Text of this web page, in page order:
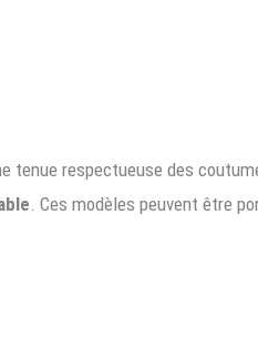
respectueuse des
. Ces modèles peuvent être